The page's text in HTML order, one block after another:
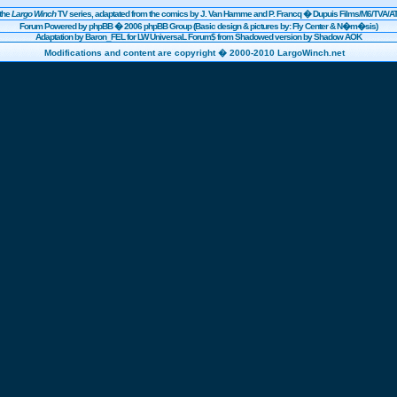
Largo WinchTV series, adaptated from the comics by J. Van Hamme and P. Francq �DupuisFilms/M6/TVA/
Forum Powered byphpBB� 2006 phpBB Group (Basic design & pictures by: Fly Center & N�m�sis)
Adaptation by Baron_FEL for LW UniversaL Forum$ from Shadowed version by Shadow AOK
Modifications and content are copyright � 2000-2010 LargoWinch.net